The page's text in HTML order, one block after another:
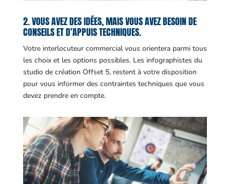
2. VOUS AVEZ DES IDÉES, MAIS VOUS AVEZ BESOIN DE
CONSEILS ET D’APPUIS TECHNIQUES.
Votre interlocuteur commercial vous orientera parmi tous
les choix et les options possibles. Les infographistes du
studio de création Offset 5, restent à votre disposition
pour vous informer des contraintes techniques que vous
devez prendre en compte.